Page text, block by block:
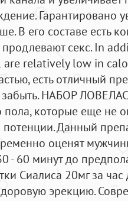
Гарантировано
В его составе есть
секс. In
relatively low in
есть отличный
НАБОР
пола, которые еще не
Данный
оценят
- 60 минут до
Сиалиса 20мг за час
эрекцию.